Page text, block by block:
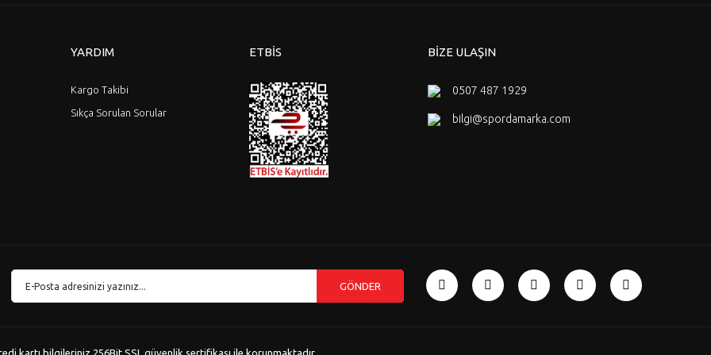
YARDIM
Kargo Takibi
Sıkça Sorulan Sorular
ETBİS BİZE ULAŞIN
0507 487 1929
bilgi@spordamarka.com
GÖNDER
kartı bilgileriniz 256Bit SSL güvenlik sertifikası ile korunmaktadır.